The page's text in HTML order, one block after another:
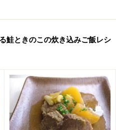
大福の作り方
まりを手でつぶし、砂糖も
少しずつ加え、木ベラでよ
鮭ときのこの炊き込みご飯レシ